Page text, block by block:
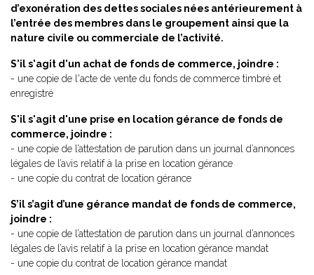
d’exonération des dettes sociales nées antérieurement à
l’entrée des membres dans le groupement ainsi que la
nature civile ou commerciale de l’activité.
S'il s'agit d'un achat de fonds de commerce, joindre :
- une copie de l'acte de vente du fonds de commerce timbré et
enregistré
S'il s'agit d'une prise en location gérance de fonds de
commerce, joindre :
- une copie de l’attestation de parution dans un journal d’annonces
légales de l’avis relatif à la prise en location gérance
- une copie du contrat de location gérance
S’il s’agit d’une gérance mandat de fonds de commerce,
joindre :
- une copie de l’attestation de parution dans un journal d’annonces
légales de l’avis relatif à la prise en location gérance mandat
- une copie du contrat de location gérance mandat